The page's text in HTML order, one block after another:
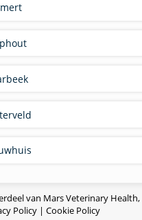
van Mars Veterinary Health,
Policy | Cookie Policy